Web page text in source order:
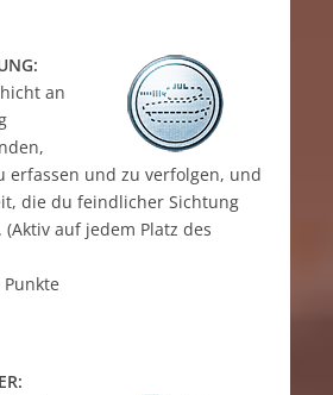
an
erfassen und zu verfolgen, und
die du feindlicher Sichtung
auf jedem Platz des
Punkte